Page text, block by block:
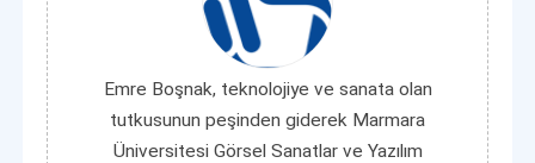
Emre Boşnak, teknolojiye ve sanata olan
tutkusunun peşinden giderek Marmara
Üniversitesi Görsel Sanatlar ve Yazılım